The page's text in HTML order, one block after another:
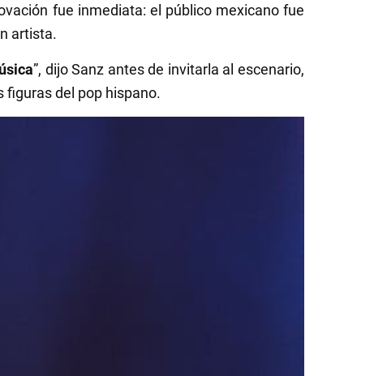
fue inmediata: el público mexicano fue
artista.
”, dijo Sanz antes de invitarla al escenario,
figuras del pop hispano.